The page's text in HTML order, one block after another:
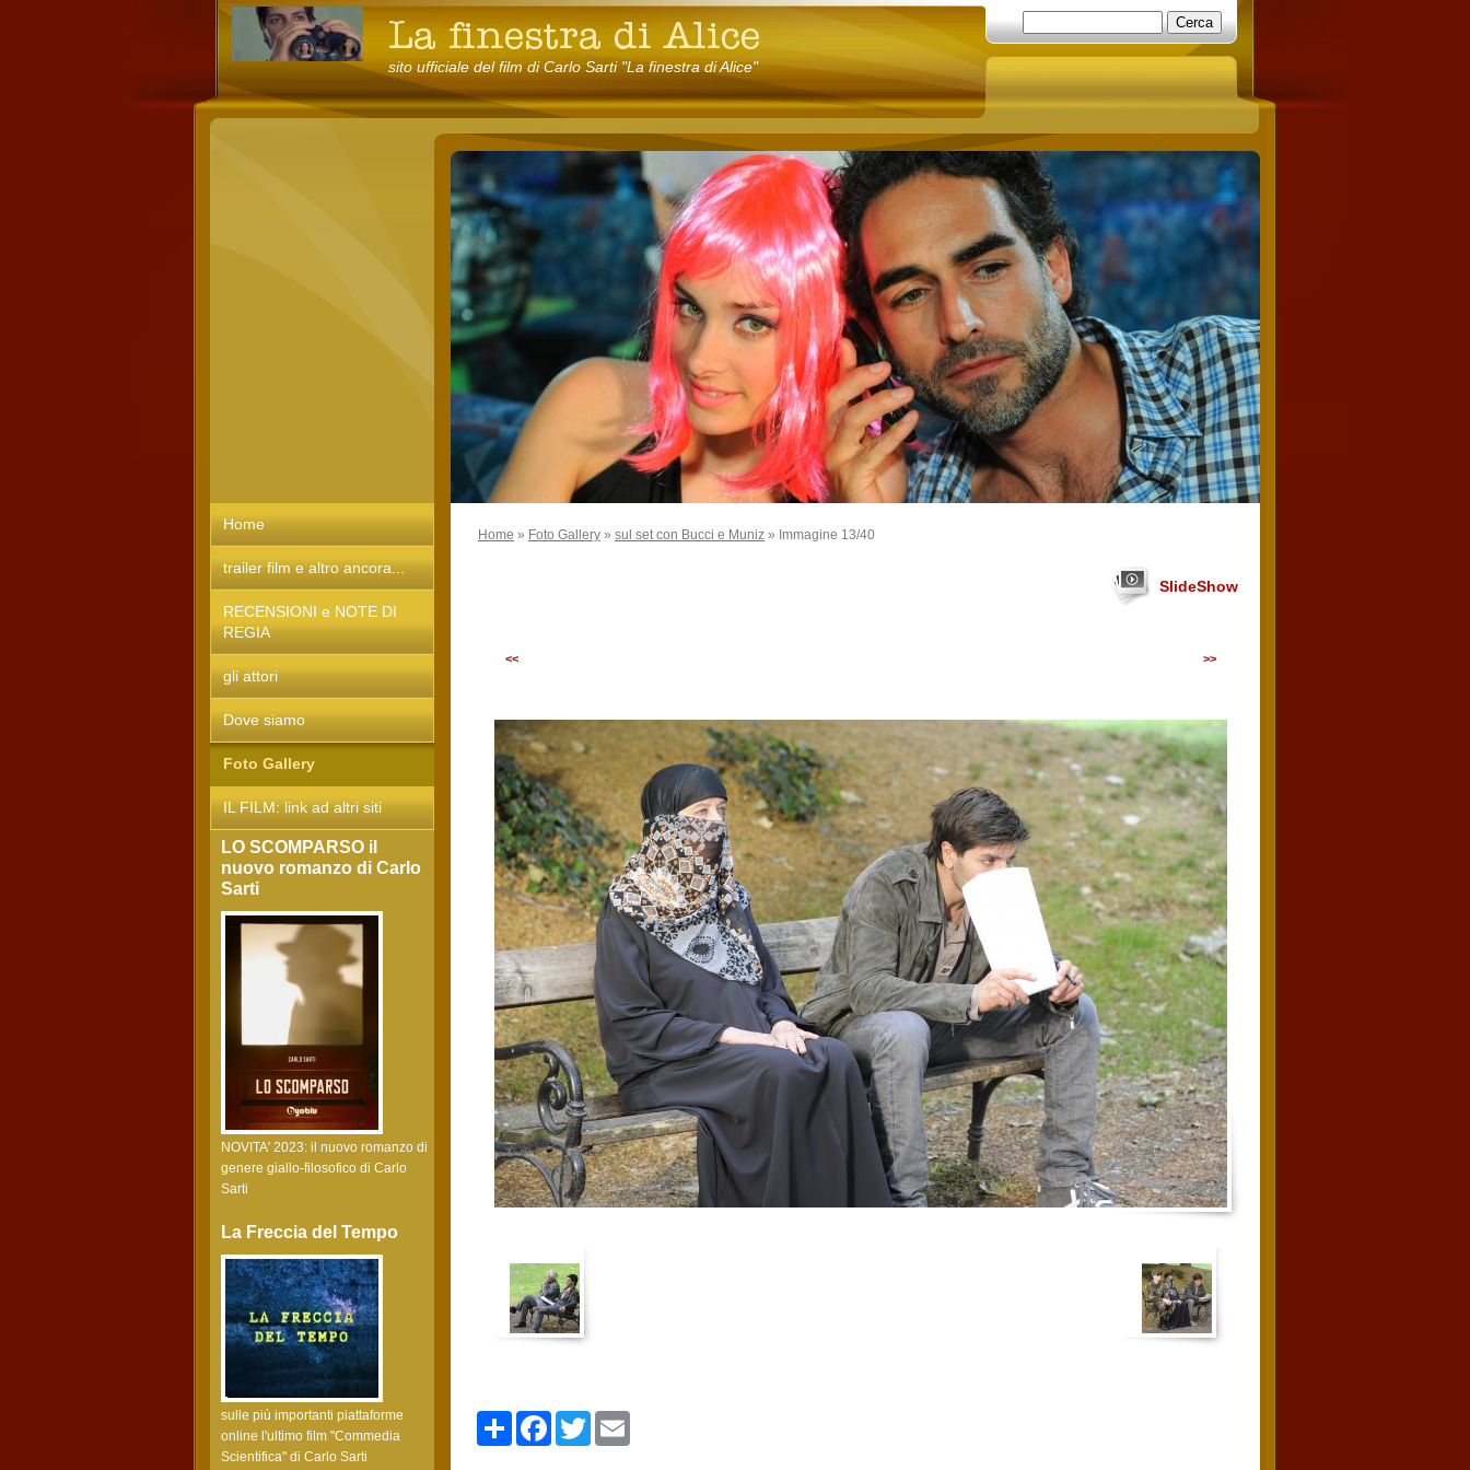
sito ufficiale del film di Carlo Sarti "La finestra di Alice"
Home » Foto Gallery » sul set con Bucci e Muniz » Immagine 13/40
SlideShow
<< >>
Share Facebook
Twitter
Home
trailer film e altro ancora...
RECENSIONI e NOTE DI
REGIA
gli attori
Dove siamo
Foto Gallery
IL FILM: link ad altri siti
LO SCOMPARSO il
nuovo romanzo di Carlo
Sarti
NOVITA' 2023: il nuovo romanzo di
genere giallo-filosofico di Carlo
Sarti
La Freccia del Tempo
sulle più importanti piattaforme
online l'ultimo film "Commedia
Scientifica" di Carlo Sarti